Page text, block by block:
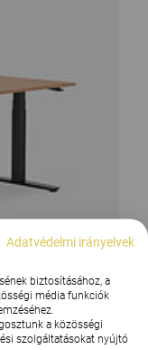
Adatvédelmi irányelvek
biztosításához, a
média funkciók
a közösségi
szolgáltatásokat nyújtó